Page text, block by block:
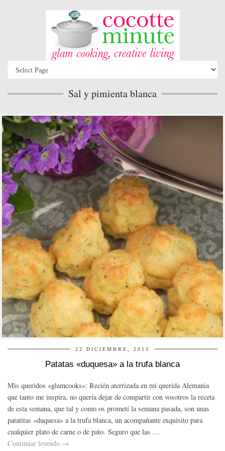
Sal y pimienta blanca
22 DICIEMBRE, 2013
Patatas «duquesa» a la trufa blanca
Mis queridos «glamcooks»: Recién aterrizada en mi querida Alemania
que tanto me inspira, no quería dejar de compartir con vosotros la receta
de esta semana, que tal y como os prometí la semana pasada, son unas
patatitas «duquesa» a la trufa blanca, un acompañante exquisito para
cualquier plato de carne o de pato. Seguro que las …
Continuar leyendo →